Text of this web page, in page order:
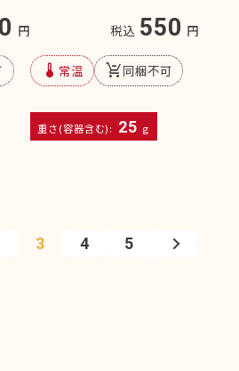
円 税込 550 円
device_thermostat 常温 remove_shopping_cart同梱不可
重さ(容器含む): 25 g
3 4 5